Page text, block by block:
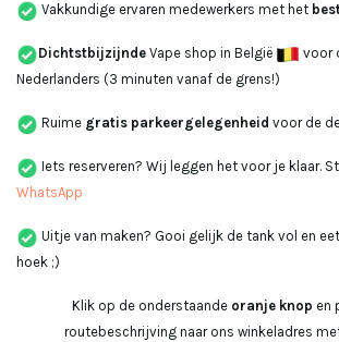
Vakkundige ervaren medewerkers met het
Dichtstbijzijnde Vape shop in België
voor
Nederlanders (3 minuten vanaf de grens!)
Ruime gratis parkeergelegenheid voor de
Iets reserveren? Wij leggen het voor je klaar.
WhatsApp
Uitje van maken? Gooi gelijk de tank vol en
hoek ;)
Klik op de onderstaande oranje knop en
routebeschrijving naar ons winkeladres